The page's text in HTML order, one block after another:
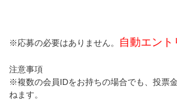
※応募の必要はありません。 自動エント
注意事項
※複数の会員IDをお持ちの場合でも、投票
ねます。